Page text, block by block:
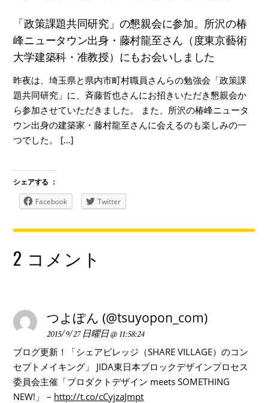
「政策課題共同研究」の懇親会に参加。所沢の椿
峰ニュータウン出身・藤村龍至さん（度東京藝術
大学建築科・准教授）にもお会いしました
昨夜は、埼玉県と県内市町村職員さんらの勉強会「政策課
題共同研究」に、斉藤哲也さんにお招きいただき懇親会か
ら参加させていただきました。 また、所沢の椿峰ニュータ
ウン出身の建築家・藤村龍至さんに会えるのも楽しみの一
つでした。 […]
シェアする ：
Facebook
Twitter
2 コメント
つよぽん (@tsuyopon_com)
2015/9/27 日曜日 @ 11:58:24
ブログ更新！「シェアビレッジ（SHARE VILLAGE）のコン
セプトメイキング」 JIDA東日本ブロックデザインプロセス
委員会主催「プロダクトデザイン meets SOMETHING
NEW!」 – http://t.co/cCyjzaJmpt